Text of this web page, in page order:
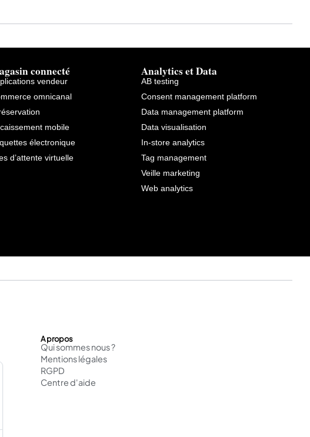
connecté
vendeur
omnicanal
mobile
électronique
d’attente virtuelle
Analytics et Data
AB testing
Consent management platform
Data management platform
Data visualisation
In-store analytics
Tag management
Veille marketing
Web analytics
A propos
Qui sommes nous ?
Mentions légales
RGPD
Centre d'aide